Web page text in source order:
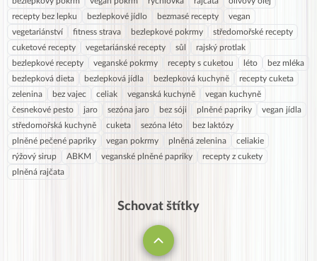
recepty bez lepku
bezlepkové jídlo bezmasé recepty
vegan
vegetariánství
fitness strava bezlepkové pokrmy
středomořské recepty
cuketové recepty
vegetariánské recepty sůl
rajský protlak
bezlepkové recepty
veganské pokrmy recepty s cuketou léto
bez mléka
bezlepková dieta
bezlepková jídla bezlepková kuchyně
recepty cuketa
zelenina
bez vajec celiak veganská kuchyně
vegan kuchyně
česnekové pesto
jaro sezóna jaro bez sóji plněné papriky
vegan jídla
středomořská kuchyně
cuketa sezóna léto
bez laktózy
plněné pečené papriky
vegan pokrmy plněná zelenina
celiakie
rýžový sirup
ABKM veganské plněné papriky
recepty z cukety
plněná rajčata
Schovat štítky